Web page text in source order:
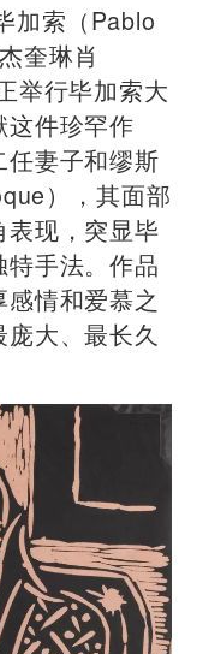
加索（Pablo
奎琳肖
举行毕加索大
这件珍罕作
妻子和缪斯
），其面部
现，突显毕
手法。作品
情和爱慕之
大、最长久